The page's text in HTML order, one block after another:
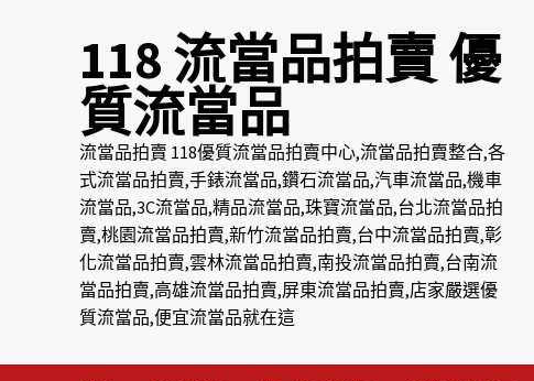
118 流當品拍賣 優
質流當品
流當品拍賣 118優質流當品拍賣中心,流當品拍賣整合,各
式流當品拍賣,手錶流當品,鑽石流當品,汽車流當品,機車
流當品,3C流當品,精品流當品,珠寶流當品,台北流當品拍
賣,桃園流當品拍賣,新竹流當品拍賣,台中流當品拍賣,彰
化流當品拍賣,雲林流當品拍賣,南投流當品拍賣,台南流
當品拍賣,高雄流當品拍賣,屏東流當品拍賣,店家嚴選優
質流當品,便宜流當品就在這